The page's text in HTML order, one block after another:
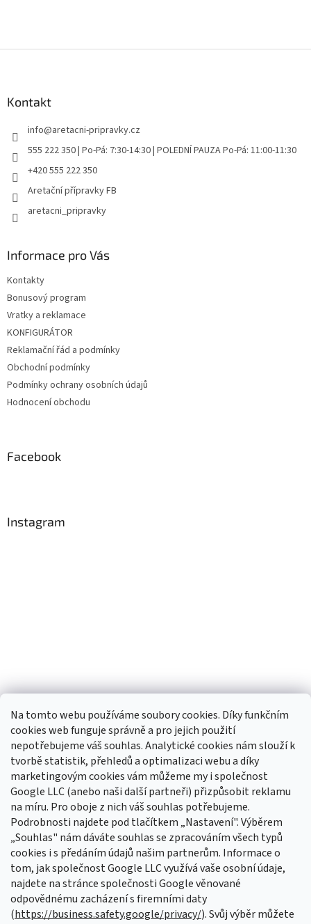
Na tomto webu používáme soubory cookies. Díky funkčním
cookies web funguje správně a pro jejich použití
nepotřebujeme váš souhlas. Analytické cookies nám slouží k
tvorbě statistik, přehledů a optimalizaci webu a díky
marketingovým cookies vám můžeme my i společnost
Google LLC (anebo naši další partneři) přizpůsobit reklamu
na míru. Pro oboje z nich váš souhlas potřebujeme.
Podrobnosti najdete pod tlačítkem „Nastavení". Výběrem
„Souhlas" nám dáváte souhlas se zpracováním všech typů
cookies i s předáním údajů našim partnerům. Informace o
tom, jak společnost Google LLC využívá vaše osobní údaje,
najdete na stránce společnosti Google věnované
odpovědnému zacházení s firemními daty
(https://business.safety.google/privacy/). Svůj výběr můžete
Kontakt
info@aretacni-pripravky.cz
555 222 350 | Po-Pá: 7:30-14:30 | POLEDNÍ PAUZA Po-Pá: 11:00-11:30
+420 555 222 350
Aretační přípravky FB
aretacni_pripravky
Informace pro Vás
Kontakty
Bonusový program
Vratky a reklamace
KONFIGURÁTOR
Reklamační řád a podmínky
Obchodní podmínky
Podmínky ochrany osobních údajů
Hodnocení obchodu
Facebook
Instagram
Sledovat na Instagramu
Odebírat newsletter
Vložte svůj e-mail a my vám budeme zasílat informace o nových
produktech na našem e-shopu.
E-mail
Vložením e-mailu souhlasíte s podmínkami ochrany osobních údajů